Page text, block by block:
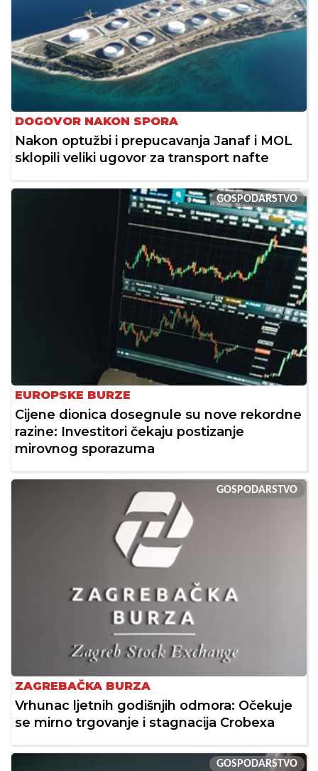
DOGOVOR NAKON SPORA
Nakon optužbi i prepucavanja Janaf i MOL
sklopili veliki ugovor za transport nafte
GOSPODARSTVO
EUROPSKE BURZE
Cijene dionica dosegnule su nove rekordne
razine: Investitori čekaju postizanje
mirovnog sporazuma
GOSPODARSTVO
ZAGREBAČKA BURZA
Vrhunac ljetnih godišnjih odmora: Očekuje
se mirno trgovanje i stagnacija Crobexa
GOSPODARSTVO